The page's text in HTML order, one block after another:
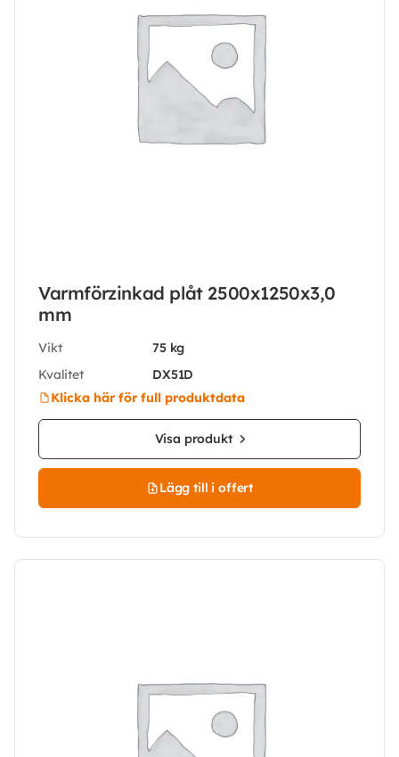
Varmförzinkad plåt 2500x1250x3,0
mm
Vikt
75 kg
Kvalitet
DX51D
Klicka här för full produktdata
Visa produkt
Lägg till i offert